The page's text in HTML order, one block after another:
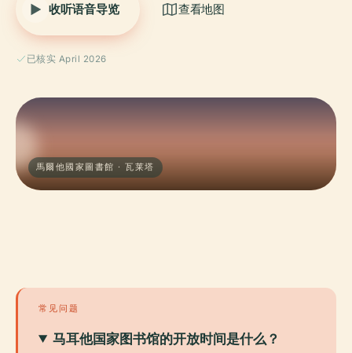
收听语音导览 查看地图
已核实 April 2026
馬爾他國家圖書館 · 瓦莱塔
常见问题
马耳他国家图书馆的开放时间是什么？